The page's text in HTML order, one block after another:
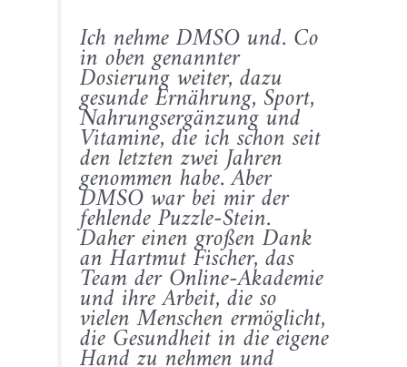
Ich nehme DMSO und. Co
in oben genannter
Dosierung weiter, dazu
gesunde Ernährung, Sport,
Nahrungsergänzung und
Vitamine, die ich schon seit
den letzten zwei Jahren
genommen habe. Aber
DMSO war bei mir der
fehlende Puzzle-Stein.
Daher einen großen Dank
an Hartmut Fischer, das
Team der Online-Akademie
und ihre Arbeit, die so
vielen Menschen ermöglicht,
die Gesundheit in die eigene